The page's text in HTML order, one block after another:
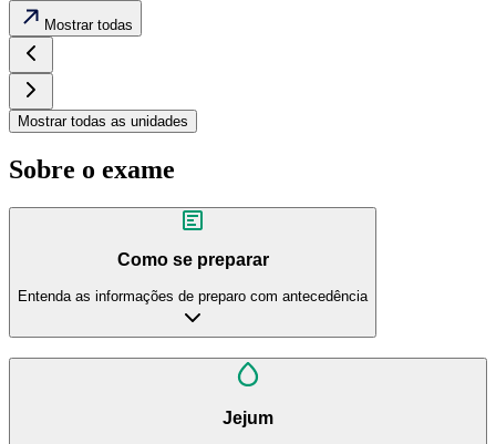
Mostrar todas
Mostrar todas as unidades
Sobre o exame
Como se preparar
Entenda as informações de preparo com antecedência
Jejum